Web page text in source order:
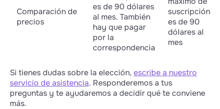
Comparación de
precios
es de 90 dólares
al mes. También
hay que pagar
por la
correspondencia
suscripción
es de 90
dólares al
mes
Si tienes dudas sobre la elección, escribe a nuestro
servicio de asistencia. Responderemos a tus
preguntas y te ayudaremos a decidir qué te conviene
más.